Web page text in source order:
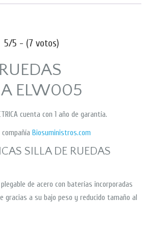
5/5 - (7 votos)
ELW005
cuenta con 1 año de garantía.
Biosuministros.com
SILLA DE RUEDAS
de acero con baterías incorporadas
a su bajo peso y reducido tamaño al